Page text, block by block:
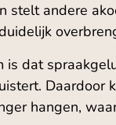
stelt andere
is dat
Daardoor
hangen,